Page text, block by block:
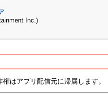
Inc.)
はアプリ配信元に帰属します。